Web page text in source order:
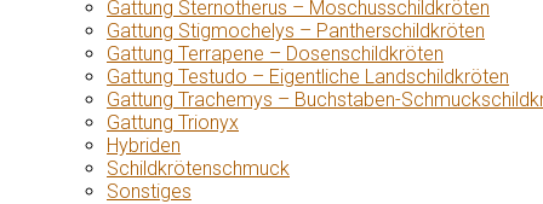
Gattung Sternotherus – Moschusschildkröten
Gattung Stigmochelys – Pantherschildkröten
Gattung Terrapene – Dosenschildkröten
Gattung Testudo – Eigentliche Landschildkröten
Gattung Trachemys – Buchstaben-
Gattung Trionyx
Hybriden
Schildkrötenschmuck
Sonstiges